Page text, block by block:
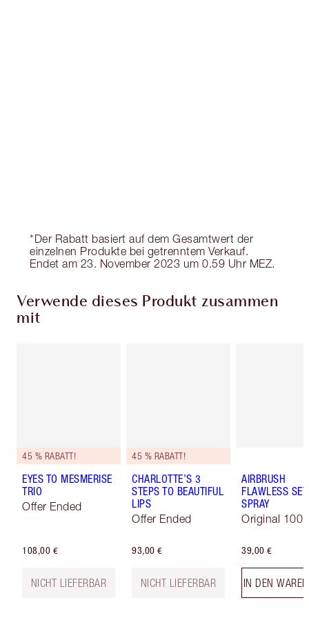
*Der Rabatt basiert auf dem Gesamtwert der
einzelnen Produkte bei getrenntem Verkauf.
Endet am 23. November 2023 um 0.59 Uhr MEZ.
Verwende dieses Produkt zusammen
mit
45 % RABATT!
EYES TO MESMERISE
TRIO
Offer Ended
108,00 €
NICHT LIEFERBAR
45 % RABATT!
CHARLOTTE’S 3
STEPS TO BEAUTIFUL
LIPS
Offer Ended
93,00 €
NICHT LIEFERBAR
AIRBRUSH
FLAWLESS
SPRAY
Original 100
39,00 €
IN DEN